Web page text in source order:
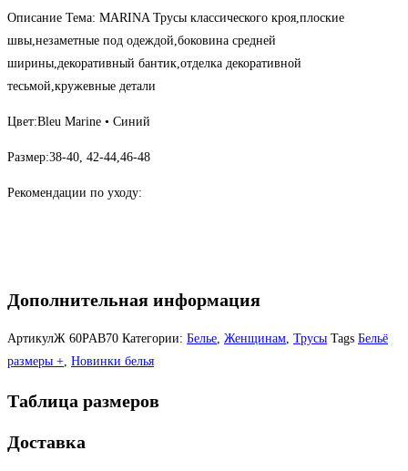
Описание Тема: MARINA Трусы классического кроя,плоские
швы,незаметные под одеждой,боковина средней
ширины,декоративный бантик,отделка декоративной
тесьмой,кружевные детали
Цвет:Bleu Marine • Синий
Размер:38-40, 42-44,46-48
Рекомендации по уходу:
Дополнительная информация
АртикулЖ 60PAB70 Категории: Белье, Женщинам, Трусы Tags Бельё
размеры +, Новинки белья
Таблица размеров
Доставка